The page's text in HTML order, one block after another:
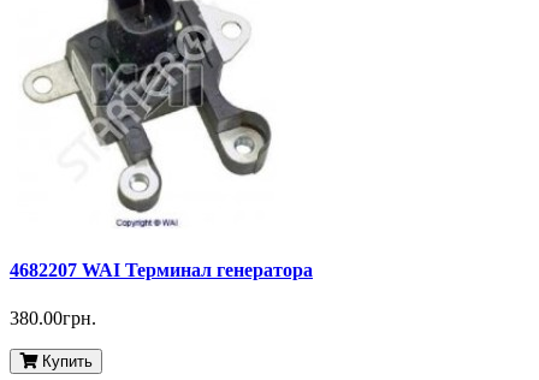
4682207 WAI Терминал генератора
380.00грн.
Купить